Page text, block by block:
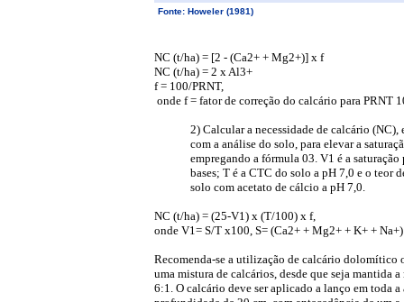
Fonte: Howeler (1981)
NC (t/ha) = [2 - (Ca2+ + Mg2+)] x f
NC (t/ha) = 2 x Al3+
f = 100/PRNT,
onde f = fator de correção do calcário para PRNT
2) Calcular a necessidade de calcário
com a análise do solo, para elevar a
empregando a fórmula 03. V1 é a
bases; T é a CTC do solo a pH 7,0 e o teor
solo com acetato de cálcio a pH 7,0.
NC (t/ha) = (25-V1) x (T/100) x f,
onde V1= S/T x100, S= (Ca2+ + Mg2+ + K+ +
Recomenda-se a utilização de calcário dolomítico
uma mistura de calcários, desde que seja mantida
6:1. O calcário deve ser aplicado a lanço em toda